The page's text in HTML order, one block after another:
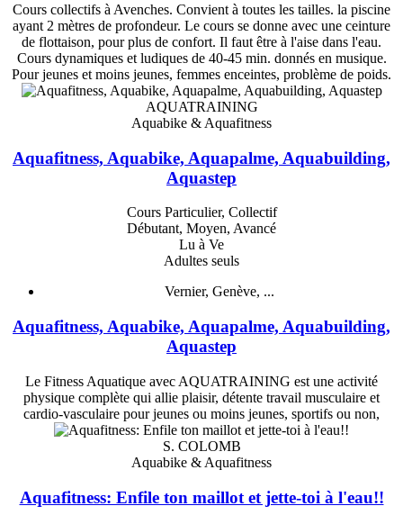
Cours collectifs à Avenches. Convient à toutes les tailles. la piscine
ayant 2 mètres de profondeur. Le cours se donne avec une ceinture
de flottaison, pour plus de confort. Il faut être à l'aise dans l'eau.
Cours dynamiques et ludiques de 40-45 min. donnés en musique.
Pour jeunes et moins jeunes, femmes enceintes, problème de poids.
AQUATRAINING
Aquabike & Aquafitness
Aquafitness, Aquabike, Aquapalme, Aquabuilding,
Aquastep
Cours Particulier, Collectif
Débutant, Moyen, Avancé
Lu à Ve
Adultes seuls
Vernier, Genève, ...
Aquafitness, Aquabike, Aquapalme, Aquabuilding,
Aquastep
Le Fitness Aquatique avec AQUATRAINING est une activité
physique complète qui allie plaisir, détente travail musculaire et
cardio-vasculaire pour jeunes ou moins jeunes, sportifs ou non,
S. COLOMB
Aquabike & Aquafitness
Aquafitness: Enfile ton maillot et jette-toi à l'eau!!